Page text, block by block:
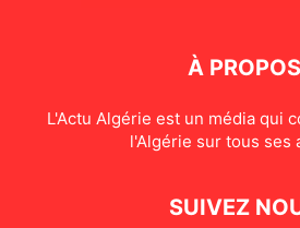
À PROPOS
L'Actu Algérie est un média qui
l'Algérie sur tous ses
SUIVEZ